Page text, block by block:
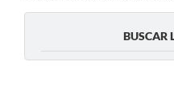
BUSCAR